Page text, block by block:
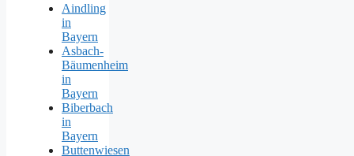
Aindling
in
Bayern
Asbach-
Bäumenheim
in
Bayern
Biberbach
in
Bayern
Buttenwiesen